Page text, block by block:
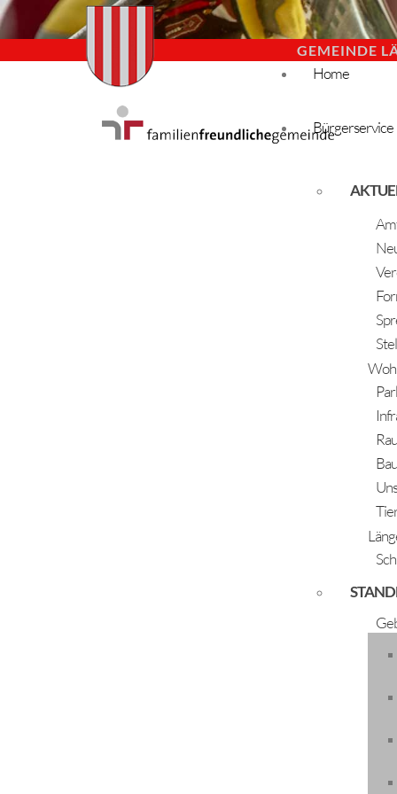
GEMEINDE
Home
Bürgerservice
Advent Längenfeld -